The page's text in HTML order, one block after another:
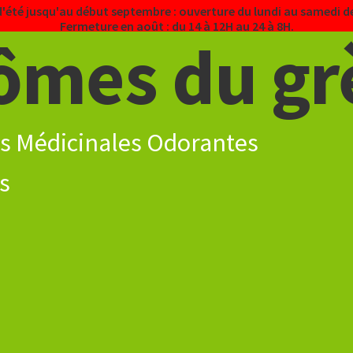
jusqu'au début septembre : ouverture du lundi au samedi de
Fermeture en août : du 14 à 12H au 24 à 8H.
du
Médicinales Odorantes